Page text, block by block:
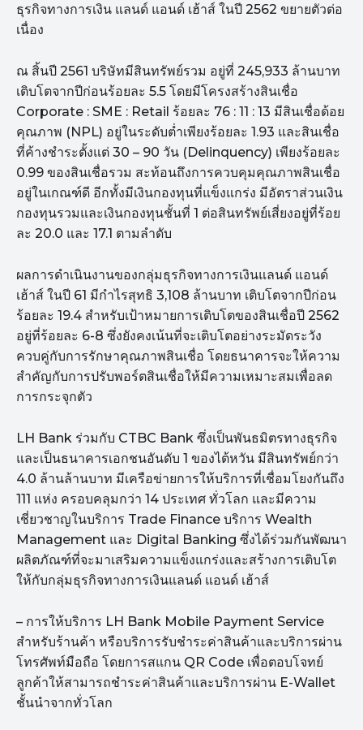
ธุรกิจทางการเงิน แลนด์ แอนด์ เฮ้าส์ ในปี 2562 ขยายตัวต่อ
เนื่อง
ณ สิ้นปี 2561 บริษัทมีสินทรัพย์รวม อยู่ที่ 245,933 ล้านบาท
เติบโตจากปีก่อนร้อยละ 5.5 โดยมีโครงสร้างสินเชื่อ
Corporate : SME : Retail ร้อยละ 76 : 11 : 13 มีสินเชื่อด้อย
คุณภาพ (NPL) อยู่ในระดับต่ำเพียงร้อยละ 1.93 และสินเชื่อ
ที่ค้างชำระตั้งแต่ 30 – 90 วัน (Delinquency) เพียงร้อยละ
0.99 ของสินเชื่อรวม สะท้อนถึงการควบคุมคุณภาพสินเชื่อ
อยู่ในเกณฑ์ดี อีกทั้งมีเงินกองทุนที่แข็งแกร่ง มีอัตราส่วนเงิน
กองทุนรวมและเงินกองทุนชั้นที่ 1 ต่อสินทรัพย์เสี่ยงอยู่ที่ร้อย
ละ 20.0 และ 17.1 ตามลำดับ
ผลการดำเนินงานของกลุ่มธุรกิจทางการเงินแลนด์ แอนด์
เฮ้าส์ ในปี 61 มีกำไรสุทธิ 3,108 ล้านบาท เติบโตจากปีก่อน
ร้อยละ 19.4 สำหรับเป้าหมายการเติบโตของสินเชื่อปี 2562
อยู่ที่ร้อยละ 6-8 ซึ่งยังคงเน้นที่จะเติบโตอย่างระมัดระวัง
ควบคู่กับการรักษาคุณภาพสินเชื่อ โดยธนาคารจะให้ความ
สำคัญกับการปรับพอร์ตสินเชื่อให้มีความเหมาะสมเพื่อลด
การกระจุกตัว
LH Bank ร่วมกับ CTBC Bank ซึ่งเป็นพันธมิตรทางธุรกิจ
และเป็นธนาคารเอกชนอันดับ 1 ของไต้หวัน มีสินทรัพย์กว่า
4.0 ล้านล้านบาท มีเครือข่ายการให้บริการที่เชื่อมโยงกันถึง
111 แห่ง ครอบคลุมกว่า 14 ประเทศ ทั่วโลก และมีความ
เชี่ยวชาญในบริการ Trade Finance บริการ Wealth
Management และ Digital Banking ซึ่งได้ร่วมกันพัฒนา
ผลิตภัณฑ์ที่จะมาเสริมความแข็งแกร่งและสร้างการเติบโต
ให้กับกลุ่มธุรกิจทางการเงินแลนด์ แอนด์ เฮ้าส์
– การให้บริการ LH Bank Mobile Payment Service
สำหรับร้านค้า หรือบริการรับชำระค่าสินค้าและบริการผ่าน
โทรศัพท์มือถือ โดยการสแกน QR Code เพื่อตอบโจทย์
ลูกค้าให้สามารถชำระค่าสินค้าและบริการผ่าน E-Wallet
ชั้นนำจากทั่วโลก